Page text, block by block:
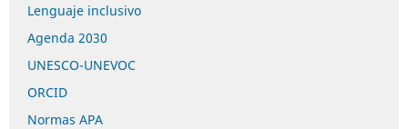
Lenguaje inclusivo
Agenda 2030
UNESCO-UNEVOC
ORCID
Normas APA